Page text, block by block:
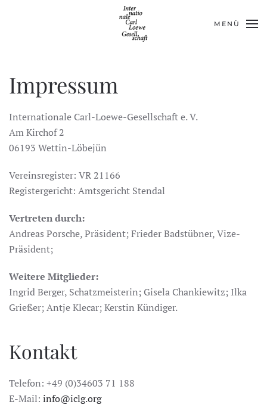
MENÜ
Impressum
Internationale Carl-Loewe-Gesellschaft e. V.
Am Kirchof 2
06193 Wettin-Löbejün
Vereinsregister: VR 21166
Registergericht: Amtsgericht Stendal
Vertreten durch:
Andreas Porsche, Präsident; Frieder Badstübner, Vize-
Präsident;
Weitere Mitglieder:
Ingrid Berger, Schatzmeisterin; Gisela Chankiewitz; Ilka
Grießer; Antje Klecar; Kerstin Kündiger.
Kontakt
Telefon: +49 (0)34603 71 188
E-Mail: info@iclg.org